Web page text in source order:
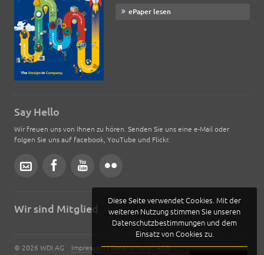
ePaper lesen
Say Hello
Wir freuen uns von Ihnen zu hören. Senden Sie uns eine e-Mail oder
folgen Sie uns auf facebook, YouTube und Flickr.
Wir sind Mitglied
© 2026 WDI AG Impressum|Datenschutz|AGB
Diese Seite verwendet Cookies. Mit der
weiteren Nutzung stimmen Sie unseren
Datenschutzbestimmungen und dem
Einsatz von Cookies zu.